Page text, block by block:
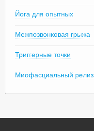
Йога для опытных
Межпозвонковая грыжа
Триггерные точки
Миофасциальный релиз